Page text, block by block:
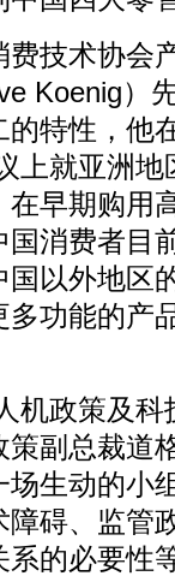
术协会产
Koenig）
的特性，他
上就亚洲
在早期购用
国消费者目
国以外地区
多功能的产
政策及科
策副总裁道
场生动的小
障碍、监管
系的必要性